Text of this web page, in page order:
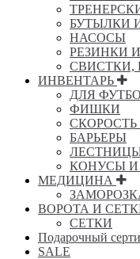
БУТЫЛКИ
НАСОСЫ
РЕЗИНКИ
СВИСТКИ,
ИНВЕНТАРЬ
ДЛЯ
ФИШКИ
БАРЬЕРЫ
КОНУСЫ
МЕДИЦИНА
ВОРОТА И
СЕТКИ
Подарочный
SALE